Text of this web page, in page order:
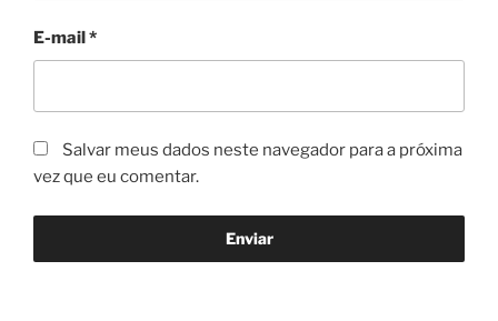
E-mail*
Salvar meus dados neste navegador para a próxima
vez que eu comentar.